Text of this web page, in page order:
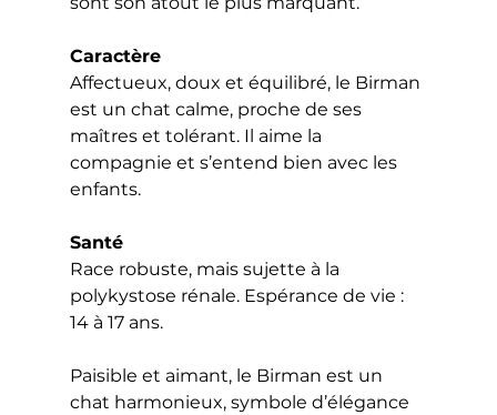
Caractère
Affectueux, doux et équilibré, le Birman
est un chat calme, proche de ses
maîtres et tolérant. Il aime la
compagnie et s’entend bien avec les
enfants.
Santé
Race robuste, mais sujette à la
polykystose rénale. Espérance de vie :
14 à 17 ans.
Paisible et aimant, le Birman est un
chat harmonieux, symbole d’élégance